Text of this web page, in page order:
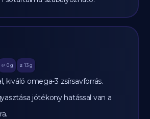
🥔 0g 🫒 13 g
kiváló omega-3 zsírsavforrás.
jótékony hatással van a